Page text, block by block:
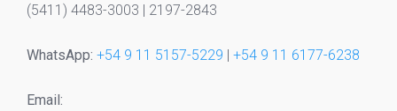
(5411) 4483-3003 | 2197-2843
WhatsApp: +54 9 11 5157-5229 | +54 9 11 6177-6238
Email: